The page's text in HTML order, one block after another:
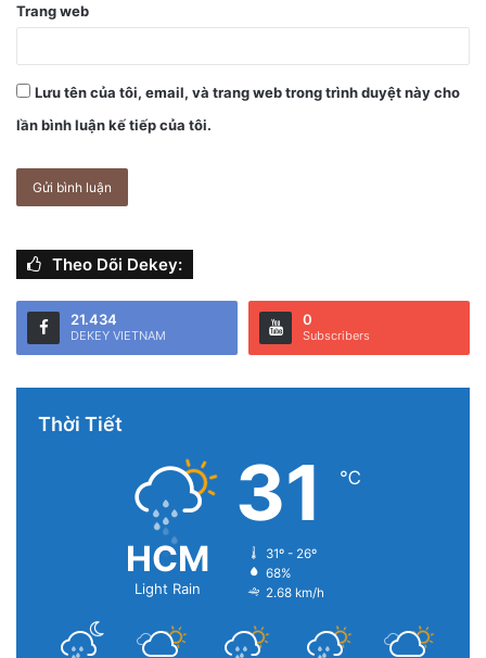
Trang web
Lưu tên của tôi, email, và trang web trong trình duyệt này cho
lần bình luận kế tiếp của tôi.
Theo Dõi Dekey:
21.434
DEKEY VIETNAM
0
Subscribers
Thời Tiết
HCM
Light Rain
31 ℃
31º - 26º
68%
2.68 km/h